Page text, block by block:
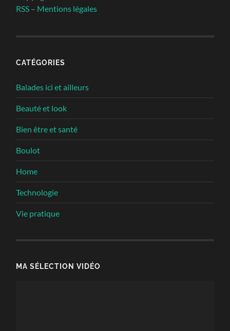
RSS – Mentions légales
CATÉGORIES
Balades ici et ailleurs
Beauté et look
Bien être et santé
Boulot
Home
Technologie
Vie pratique
MA SÉLECTION VIDÉO